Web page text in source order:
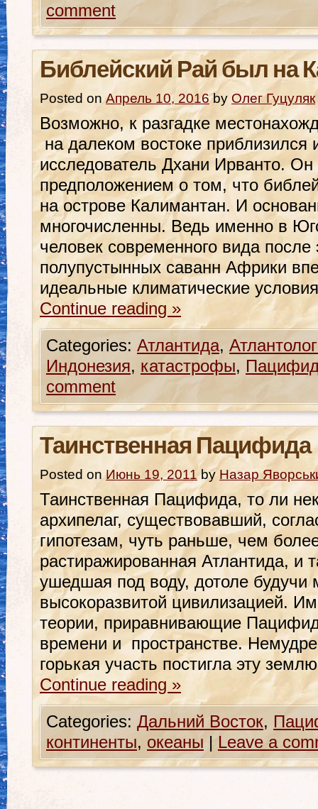
comment
Библейский Рай был на
Posted on Апрель 10, 2016 by Олег Гуцуляк
Возможно, к разгадке
на далеком востоке приблизился
исследователь Дхани Ирванто.
предположением о том, что
на острове Калимантан. И
многочисленны. Ведь именно в
человек современного вида после
полупустынных саванн Африки
идеальные климатические
Continue reading »
Categories: Атлантида,
Индонезия, катастрофы,
comment
Таинственная Пацифида
Posted on Июнь 19, 2011 by Назар
Таинственная Пацифида, то ли
архипелаг, существовавший,
гипотезам, чуть раньше, чем
растиражированная Атлантида, и
ушедшая под воду, дотоле будучи
высокоразвитой цивилизацией.
теории, приравнивающие
времени и пространстве.
горькая участь постигла эту
Continue reading »
Categories: Дальний Восток,
континенты, океаны | Leave a